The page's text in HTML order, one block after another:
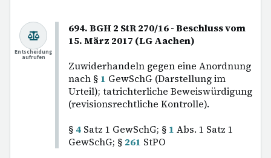
694. BGH 2 StR 270/16 - Beschluss vom
15. März 2017 (LG Aachen)
Zuwiderhandeln gegen eine Anordnung
nach § 1 GewSchG (Darstellung im
Urteil); tatrichterliche Beweiswürdigung
(revisionsrechtliche Kontrolle).
§ 4 Satz 1 GewSchG; § 1 Abs. 1 Satz 1
GewSchG; § 261 StPO
Entscheidung
aufrufen